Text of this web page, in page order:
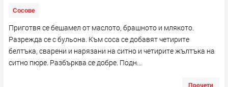
Сосове
Приготвя се бешамел от маслото, брашното и млякото.
Разрежда се с бульона. Към соса се добавят четирите
белтъка, сварени и нарязани на ситно и четирите жълтъка на
ситно пюре. Разбърква се добре. Подн...
Прочети